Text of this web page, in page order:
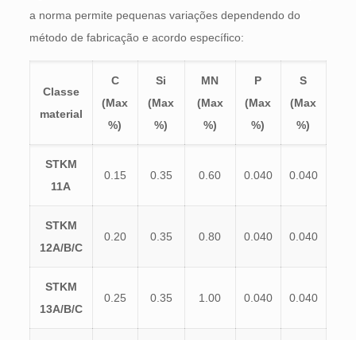
a norma permite pequenas variações dependendo do
método de fabricação e acordo específico:
Classe
material
C
(Max
%)
Si
(Max
%)
MN
(Max
%)
P
(Max
%)
S
(Max
%)
STKM
11A
0.15 0.35 0.60 0.040 0.040
STKM
12A/B/C
0.20 0.35 0.80 0.040 0.040
STKM
13A/B/C
0.25 0.35 1.00 0.040 0.040